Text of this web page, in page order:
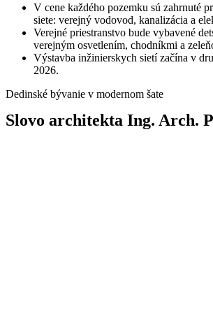
V cene každého pozemku sú zahrnuté
siete: verejný vodovod, kanalizácia a
Verejné priestranstvo bude vybavené
verejným osvetlením, chodníkmi a
Výstavba inžinierskych sietí začína v
2026.
Dedinské bývanie v modernom šate
Slovo architekta Ing. Arch.